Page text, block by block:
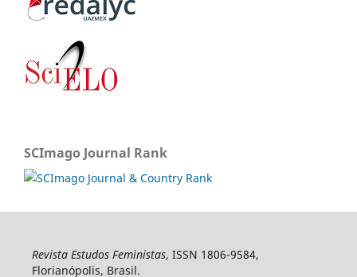
SCImago Journal Rank
Revista Estudos Feministas, ISSN 1806-9584,
Florianópolis, Brasil.